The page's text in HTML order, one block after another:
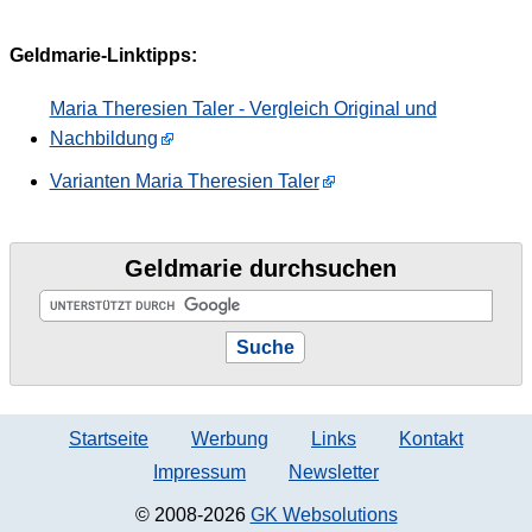
Geldmarie-Linktipps:
Maria Theresien Taler - Vergleich Original und
Nachbildung
Varianten Maria Theresien Taler
Geldmarie durchsuchen
Startseite Werbung Links
Kontakt
Impressum
Newsletter
© 2008-2026 GK Websolutions